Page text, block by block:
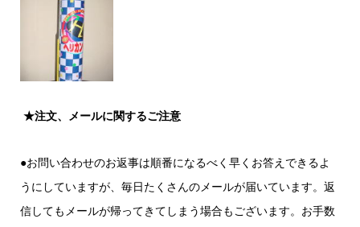
★注文、メールに関するご注意
●お問い合わせのお返事は順番になるべく早くお答えできるよ
うにしていますが、毎日たくさんのメールが届いています。返
信してもメールが帰ってきてしまう場合もございます。お手数